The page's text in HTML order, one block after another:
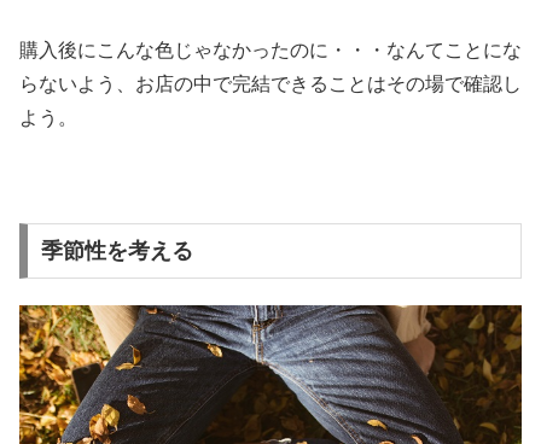
購入後にこんな色じゃなかったのに・・・なんてことにな
らないよう、お店の中で完結できることはその場で確認し
よう。
季節性を考える